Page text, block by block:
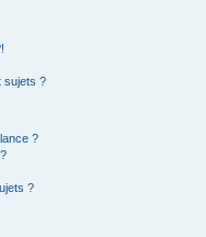
sujets ?
?
?